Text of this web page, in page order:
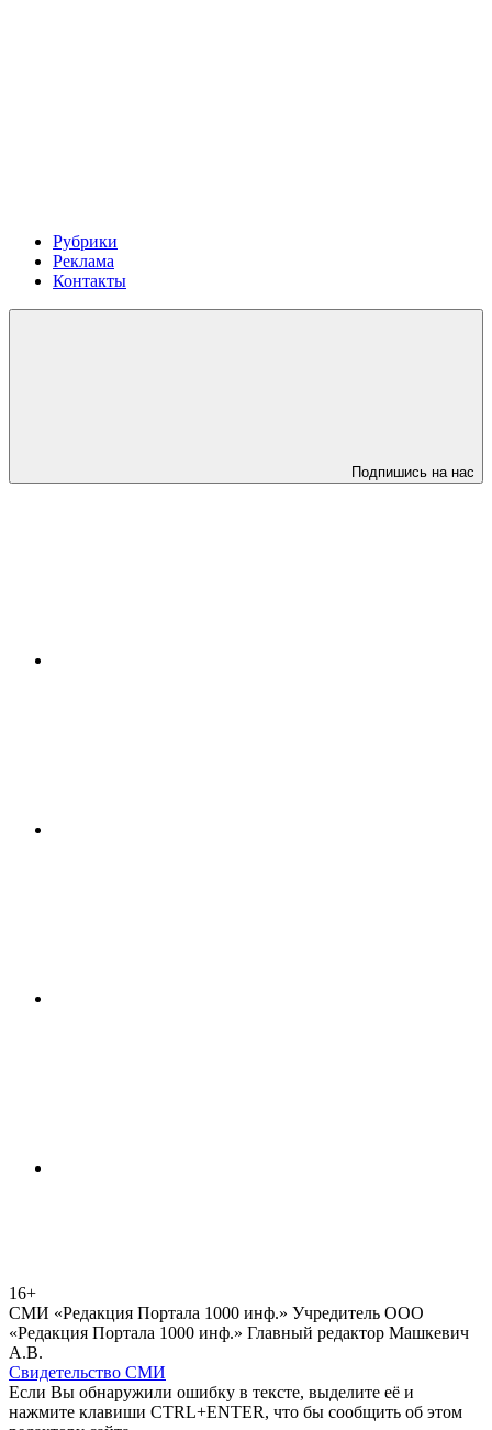
Рубрики
Реклама
Контакты
Подпишись на нас
16+
СМИ «Редакция Портала 1000 инф.» Учредитель ООО
«Редакция Портала 1000 инф.» Главный редактор Машкевич
А.В.
Свидетельство СМИ
Если Вы обнаружили ошибку в тексте, выделите её и
нажмите клавиши CTRL+ENTER, что бы сообщить об этом